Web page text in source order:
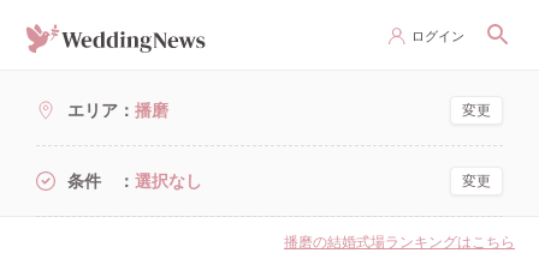
ログイン
エリア 播磨 変更
条件 選択なし 変更
播磨の結婚式場ランキングはこちら